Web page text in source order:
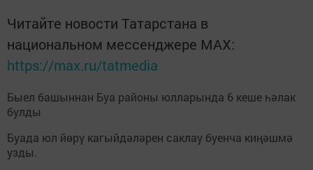
Читайте новости Татарстана в
национальном мессенджере MАХ:
https://max.ru/tatmedia
Быел башыннан Буа районы юлларында 6 кеше һәлак
булды
Буада юл йөрү кагыйдәләрен саклау буенча киңәшмә
узды.